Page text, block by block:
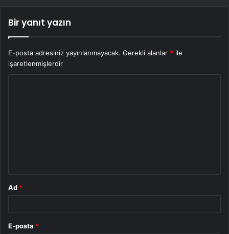
Bir yanıt yazın
E-posta adresiniz yayınlanmayacak. Gerekli alanlar * ile
işaretlenmişlerdir
Ad *
E-posta *